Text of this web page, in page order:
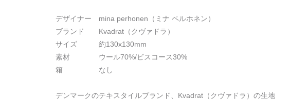
デザイナー mina perhonen（ミナ ペルホネン）
ブランド Kvadrat（クヴァドラ）
サイズ 約130x130mm
素材 ウール70%/ビスコース30%
箱 なし
デンマークのテキスタイルブランド、Kvadrat（クヴァドラ）の生地